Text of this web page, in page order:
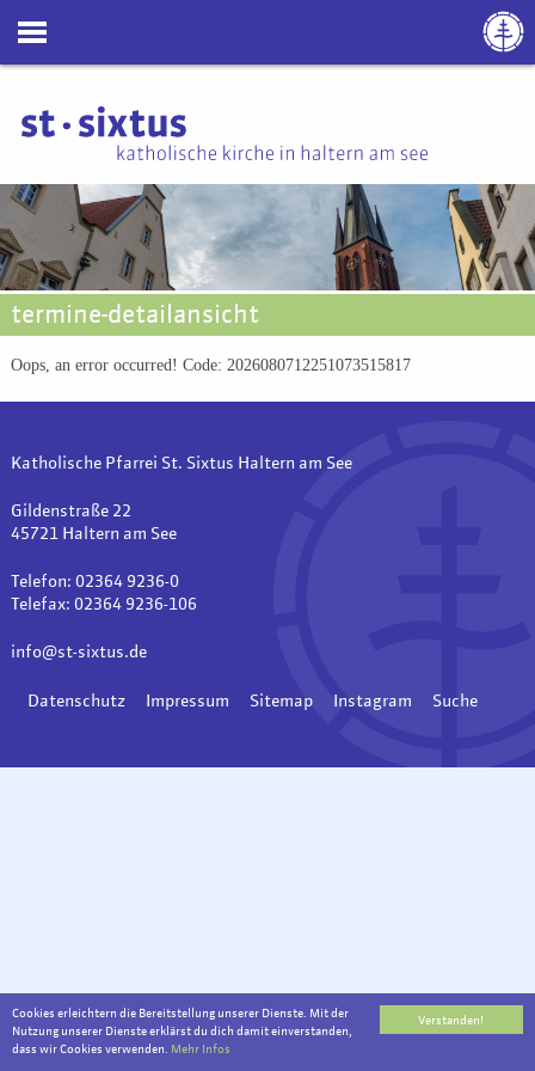
Verstanden!
Cookies erleichtern die Bereitstellung unserer Dienste. Mit der
Nutzung unserer Dienste erklärst du dich damit einverstanden,
dass wir Cookies verwenden. Mehr Infos
termine-detailansicht
Oops, an error occurred! Code: 2026080712251073515817
Katholische Pfarrei St. Sixtus Haltern am See
Gildenstraße 22
45721 Haltern am See
Telefon: 02364 9236-0
Telefax: 02364 9236-106
info@st-sixtus.de
Datenschutz Impressum Sitemap Instagram Suche